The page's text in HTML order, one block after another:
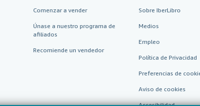
Comenzar a vender
Únase a nuestro programa de
afiliados
Recomiende un vendedor
Sobre IberLibro
Medios
Empleo
Política de Privacidad
Preferencias de
Aviso de cookies